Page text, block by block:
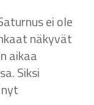
ei ole
näkyvät
aikaa
Siksi